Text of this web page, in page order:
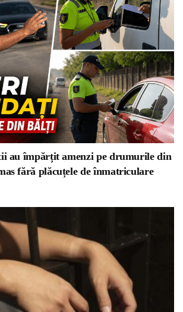
au împărțit amenzi pe drumurile din
fără plăcuțele de înmatriculare